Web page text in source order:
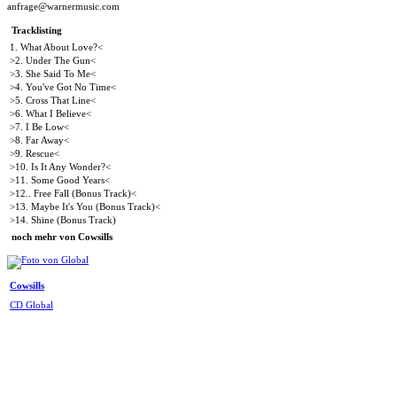
anfrage@warnermusic.com
Tracklisting
1. What About Love?<
>2. Under The Gun<
>3. She Said To Me<
>4. You've Got No Time<
>5. Cross That Line<
>6. What I Believe<
>7. I Be Low<
>8. Far Away<
>9. Rescue<
>10. Is It Any Wonder?<
>11. Some Good Years<
>12.. Free Fall (Bonus Track)<
>13. Maybe It's You (Bonus Track)<
>14. Shine (Bonus Track)
noch mehr von Cowsills
Cowsills
CD Global